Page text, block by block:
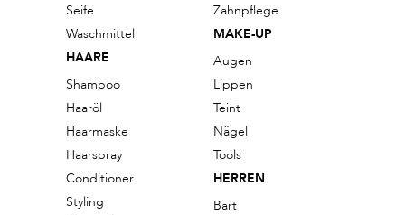
Seife
Waschmittel
HAARE
Shampoo
Haaröl
Haarmaske
Haarspray
Conditioner
Styling
Zahnpflege
MAKE-UP
Augen
Lippen
Teint
Nägel
Tools
HERREN
Bart